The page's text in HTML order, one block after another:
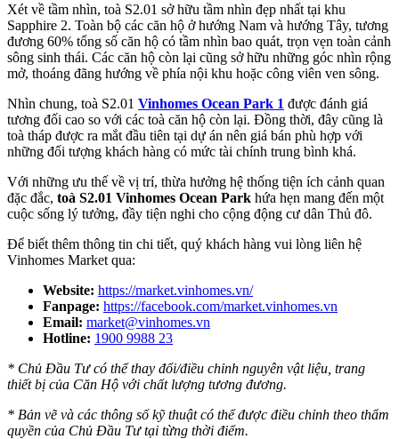
Xét về tầm nhìn, toà S2.01 sở hữu tầm nhìn đẹp nhất tại khu
Sapphire 2. Toàn bộ các căn hộ ở hướng Nam và hướng Tây, tương
đương 60% tổng số căn hộ có tầm nhìn bao quát, trọn vẹn toàn cảnh
sông sinh thái. Các căn hộ còn lại cũng sở hữu những góc nhìn rộng
mở, thoáng đãng hướng về phía nội khu hoặc công viên ven sông.
Nhìn chung, toà S2.01 Vinhomes Ocean Park 1 được đánh giá
tương đối cao so với các toà căn hộ còn lại. Đồng thời, đây cũng là
toà tháp được ra mắt đầu tiên tại dự án nên giá bán phù hợp với
những đối tượng khách hàng có mức tài chính trung bình khá.
Với những ưu thế về vị trí, thừa hưởng hệ thống tiện ích cảnh quan
đặc đắc, toà S2.01 Vinhomes Ocean Park hứa hẹn mang đến một
cuộc sống lý tưởng, đầy tiện nghi cho cộng động cư dân Thủ đô.
Để biết thêm thông tin chi tiết, quý khách hàng vui lòng liên hệ
Vinhomes Market qua:
Website: https://market.vinhomes.vn/
Fanpage: https://facebook.com/market.vinhomes.vn
Email: market@vinhomes.vn
Hotline: 1900 9988 23
* Chủ Đầu Tư có thể thay đổi/điều chỉnh nguyên vật liệu, trang
thiết bị của Căn Hộ với chất lượng tương đương.
* Bản vẽ và các thông số kỹ thuật có thể được điều chỉnh theo thẩm
quyền của Chủ Đầu Tư tại từng thời điểm.